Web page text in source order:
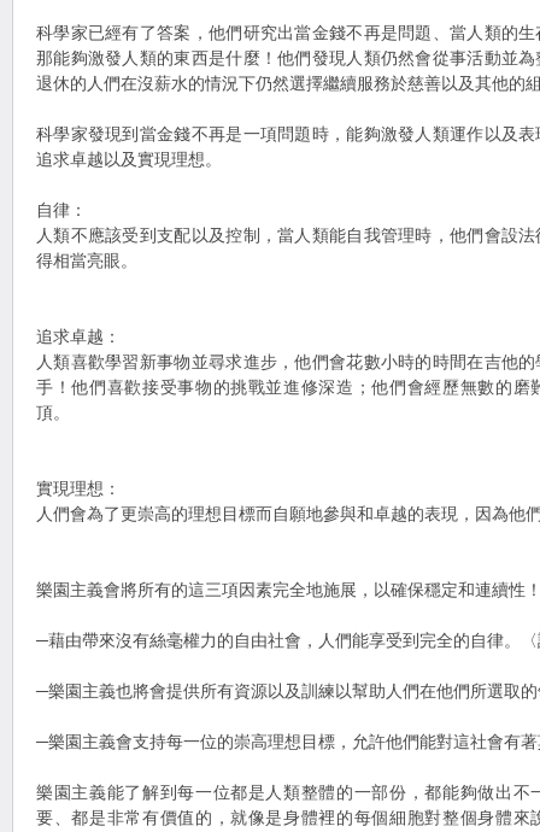
科學家已經有了答案，他們研究出當金錢不再是問題、當人類的
那能夠激發人類的東西是什麼！他們發現人類仍然會從事活動並
退休的人們在沒薪水的情況下仍然選擇繼續服務於慈善以及其他的
科學家發現到當金錢不再是一項問題時，能夠激發人類運作以及
追求卓越以及實現理想。
自律：
人類不應該受到支配以及控制，當人類能自我管理時，他們會設
得相當亮眼。
追求卓越：
人類喜歡學習新事物並尋求進步，他們會花數小時的時間在吉他
手！他們喜歡接受事物的挑戰並進修深造；他們會經歷無數的磨
頂。
實現理想：
人們會為了更崇高的理想目標而自願地參與和卓越的表現，因為他
樂園主義會將所有的這三項因素完全地施展，以確保穩定和連續性
─藉由帶來沒有絲毫權力的自由社會，人們能享受到完全的自律。
─樂園主義也將會提供所有資源以及訓練以幫助人們在他們所選取
─樂園主義會支持每一位的崇高理想目標，允許他們能對這社會有
樂園主義能了解到每一位都是人類整體的一部份，都能夠做出不
要、都是非常有價值的，就像是身體裡的每個細胞對整個身體來